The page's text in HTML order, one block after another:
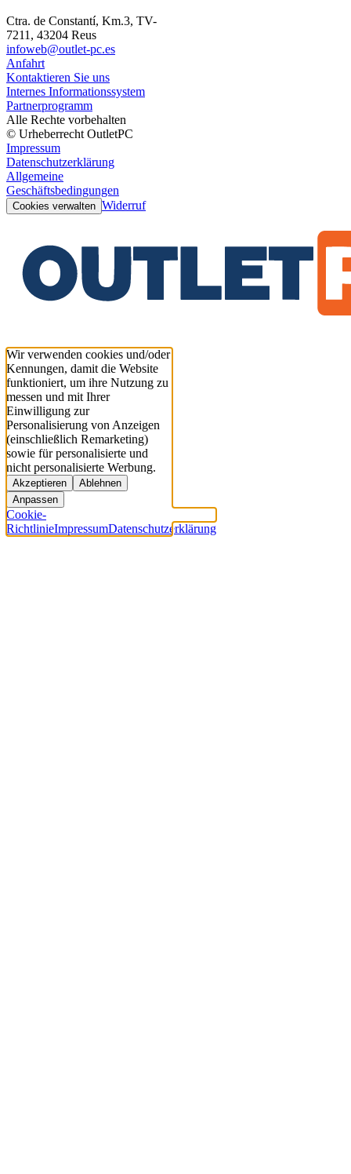
Ctra. de Constantí, Km.3, TV-
7211, 43204 Reus
infoweb@outlet-pc.es
Anfahrt
Kontaktieren Sie uns
Internes Informationssystem
Partnerprogramm
Alle Rechte vorbehalten
© Urheberrecht OutletPC
Impressum
Datenschutzerklärung
Allgemeine
Geschäftsbedingungen
Cookies verwalten Widerruf
Wir verwenden cookies und/oder
Kennungen, damit die Website
funktioniert, um ihre Nutzung zu
messen und mit Ihrer
Einwilligung zur
Personalisierung von Anzeigen
(einschließlich Remarketing)
sowie für personalisierte und
nicht personalisierte Werbung.
Akzeptieren
Ablehnen
Anpassen
Cookie-
RichtlinieImpressumDatenschutzerklärung